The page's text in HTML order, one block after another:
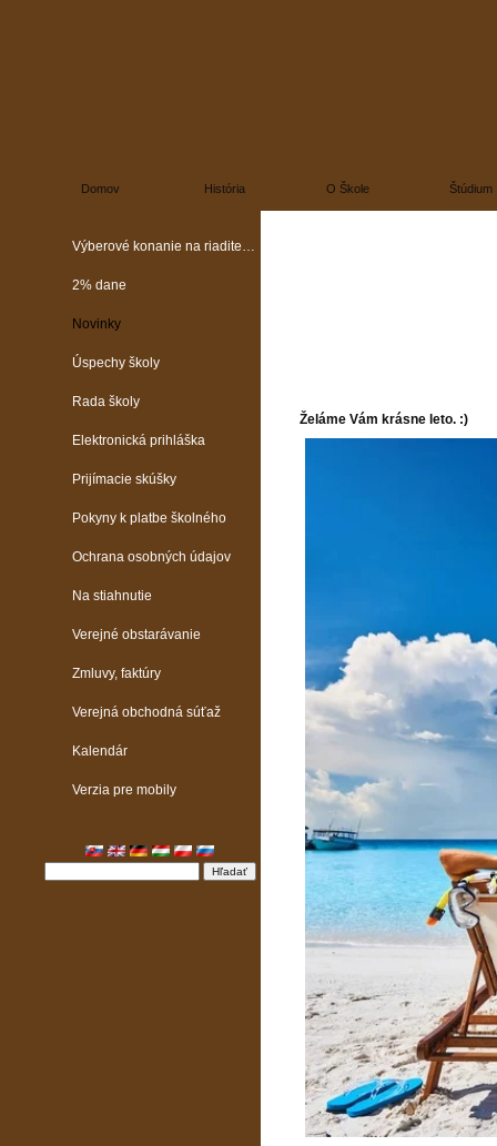
Domov História O Škole Štúdium
Výberové konanie na riaditeľa školy
2% dane
Novinky
Úspechy školy
Rada školy
Elektronická prihláška
Prijímacie skúšky
Pokyny k platbe školného
Ochrana osobných údajov
Na stiahnutie
Verejné obstarávanie
Zmluvy, faktúry
Verejná obchodná súťaž
Kalendár
Verzia pre mobily
Želáme Vám krásne leto. :)